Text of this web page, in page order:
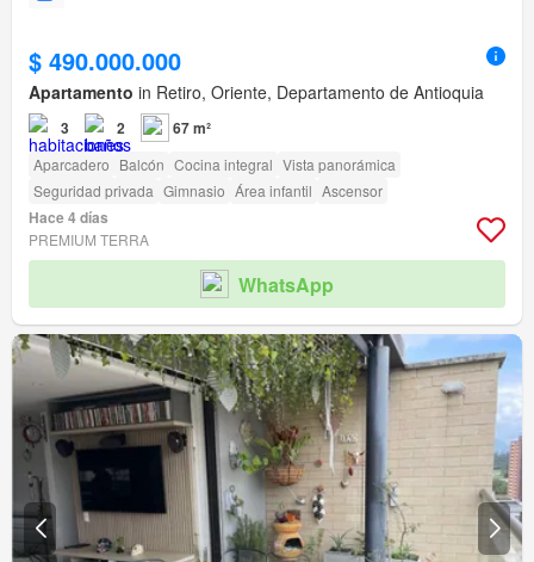
$ 490.000.000
Apartamento in Retiro, Oriente, Departamento de Antioquia
3 2 67 m²
Aparcadero Balcón Cocina integral Vista panorámica
Seguridad privada Gimnasio Área infantil Ascensor
Hace 4 días
PREMIUM TERRA
WhatsApp